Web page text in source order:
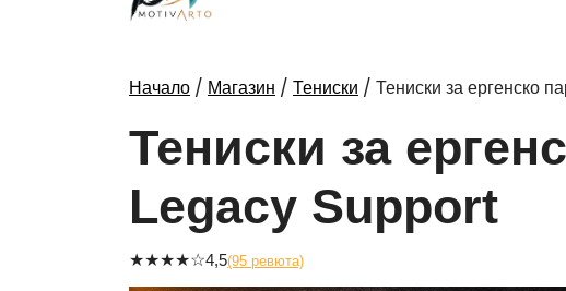
Начало / Магазин / Тениски / Тениски за ергенско
Тениски за
Legacy Support
★★★★☆4,5(95 ревюта)